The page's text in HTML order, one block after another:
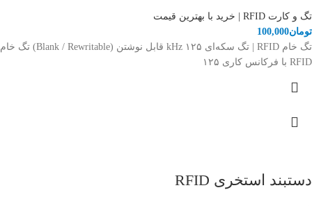
تگ و کارت RFID | خرید با بهترین قیمت
تومان100,000
تگ خام RFID | تگ سکه‌ای ۱۲۵ kHz قابل نوشتن (Blank / Rewritable) تگ خام
RFID با فرکانس کاری ۱۲۵
دستبند استخری RFID